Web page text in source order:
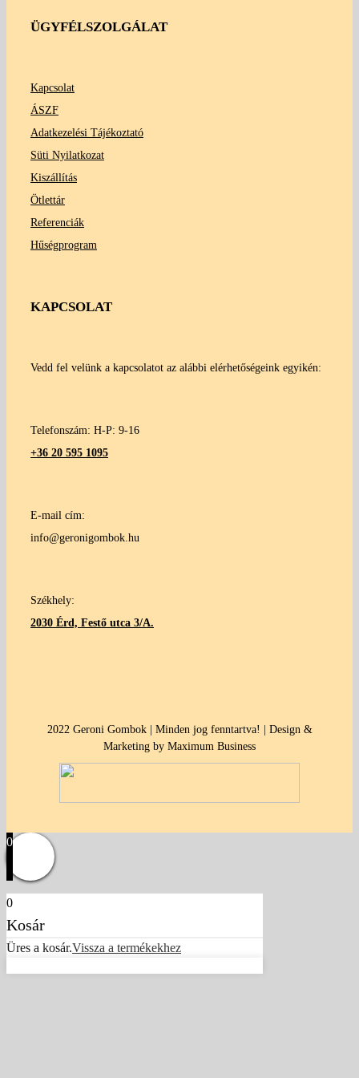
ÜGYFÉLSZOLGÁLAT
Kapcsolat
ÁSZF
Adatkezelési Tájékoztató
Süti Nyilatkozat
Kiszállítás
Ötlettár
Referenciák
Hűségprogram
KAPCSOLAT
Vedd fel velünk a kapcsolatot az alábbi elérhetőségeink egyikén:
Telefonszám: H-P: 9-16
+36 20 595 1095
E-mail cím:
info@geronigombok.hu
Székhely:
2030 Érd, Festő utca 3/A.
2022 Geroni Gombok | Minden jog fenntartva! | Design &
Marketing by Maximum Business
0
0
Kosár
Üres a kosár.Vissza a termékekhez